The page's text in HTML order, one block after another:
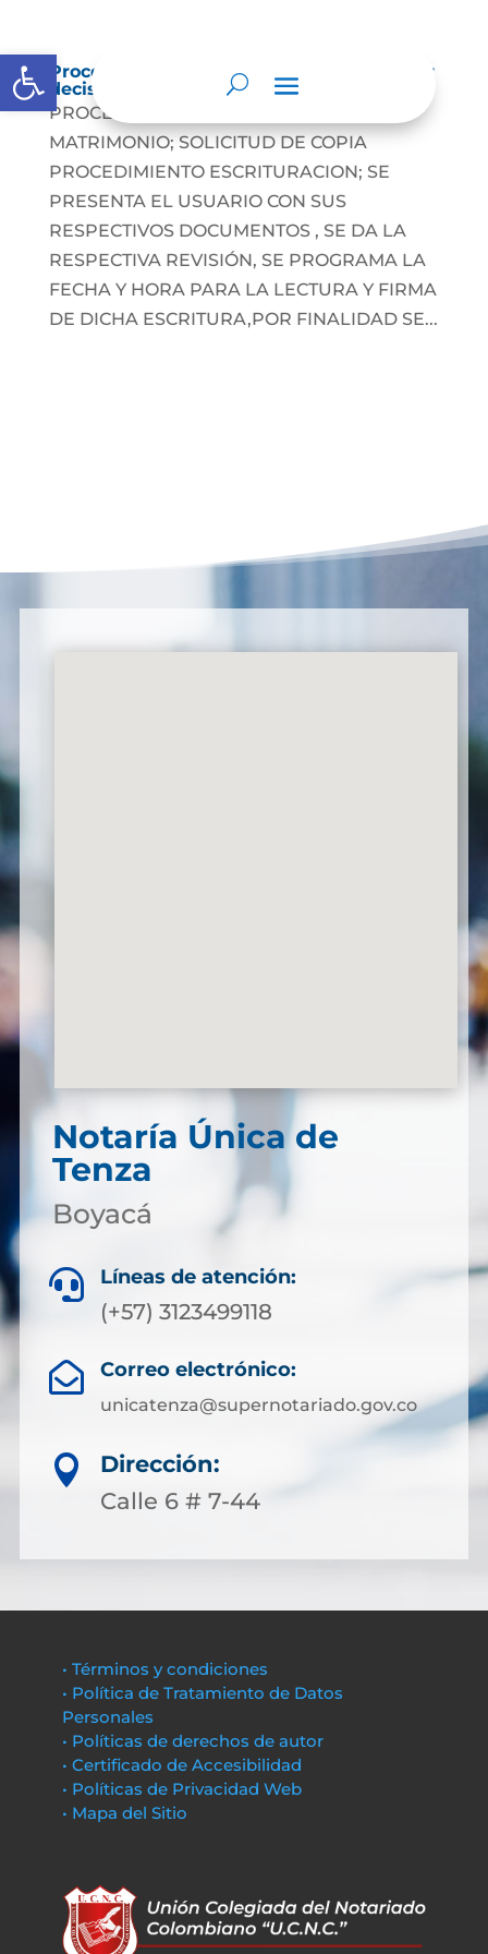
Abrir barra de herramientas
Procedimientos que se siguen para tomar
decisiones en las diferentes áreas
PROCEDIMIENTO REGISTRO CIVIL DE
MATRIMONIO; SOLICITUD DE COPIA
PROCEDIMIENTO ESCRITURACION; SE
PRESENTA EL USUARIO CON SUS
RESPECTIVOS DOCUMENTOS , SE DA LA
RESPECTIVA REVISIÓN, SE PROGRAMA LA
FECHA Y HORA PARA LA LECTURA Y FIRMA
DE DICHA ESCRITURA,POR FINALIDAD SE...
Notaría Única de
Tenza
Boyacá
 Líneas de atención:
(+57) 3123499118
 Correo electrónico:
unicatenza@supernotariado.gov.co

Dirección:
Calle 6 # 7-44
• Términos y condiciones
• Política de Tratamiento de Datos
Personales
• Políticas de derechos de autor
• Certificado de Accesibilidad
• Políticas de Privacidad Web
• Mapa del Sitio